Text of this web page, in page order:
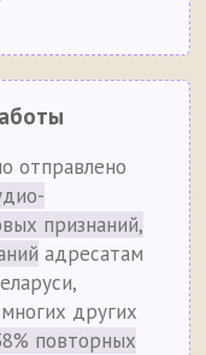
отправлено
признаний,
адресатам
других
повторных